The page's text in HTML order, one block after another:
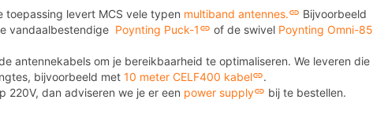
toepassing levert MCS vele typen multiband antennes.
Bijvoorbeeld
vandaalbestendige Poynting Puck-1 of de swivel Poynting Omni-85
antennekabels om je bereikbaarheid te optimaliseren. We leveren die
bijvoorbeeld met 10 meter CELF400 kabel
.
220V, dan adviseren we je er een power supply bij te bestellen.